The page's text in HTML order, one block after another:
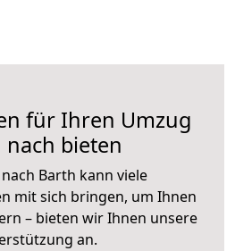
für Ihren Umzug
nach bieten
nach Barth kann viele
mit sich bringen, um Ihnen
– bieten wir Ihnen unsere
an.